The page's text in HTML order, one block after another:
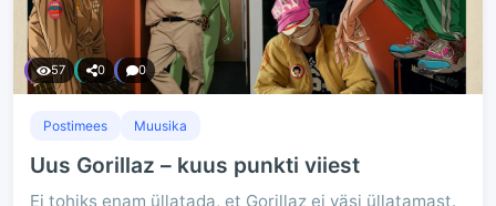
57 0 0
Postimees Muusika
Uus Gorillaz – kuus punkti viiest
Ei tohiks enam üllatada, et Gorillaz ei väsi üllatamast.